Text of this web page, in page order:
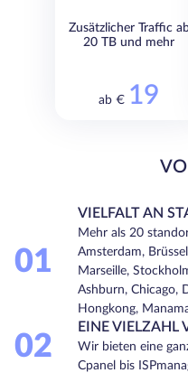
Zusätzlicher Traffic
20 TB und mehr
ab € 19
01
VIELFALT AN
Mehr als 20
Amsterdam,
Marseille,
Ashburn, Chicago,
Hongkong,
02
EINE VIELZAHL
Wir bieten eine
Cpanel bis